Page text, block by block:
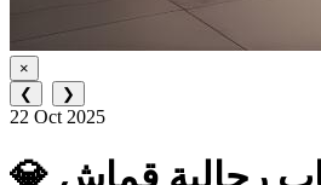
×
❮
❯
22 Oct 2025